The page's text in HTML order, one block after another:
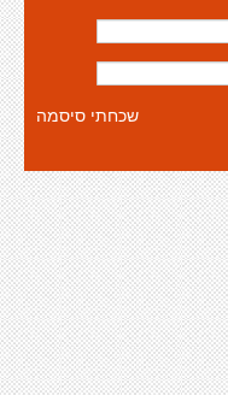
שכחתי סיסמה